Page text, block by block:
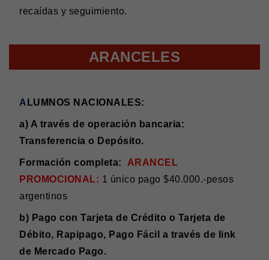
recaídas y seguimiento.
ARANCELES
A LUMNOS NACIONALES:
a) A través de operación bancaria:
Transferencia o Depósito.
Formación completa:
ARANCEL
PROMOCIONAL: 1 único pago $40.000.-pesos
argentinos
b) Pago con Tarjeta de Crédito o Tarjeta de
Débito, Rapipago, Pago Fácil a través de link
de Mercado Pago.